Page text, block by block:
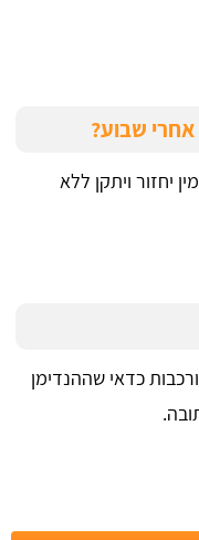
שבוע?
יחזור ויתקן ללא
כדאי שההנדימן